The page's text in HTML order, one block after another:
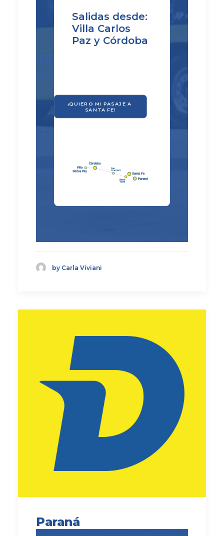
Salidas desde:
Villa Carlos
Paz y Córdoba
¡QUIERO MI PASAJE A
SANTA FE!
by Carla Viviani
Paraná